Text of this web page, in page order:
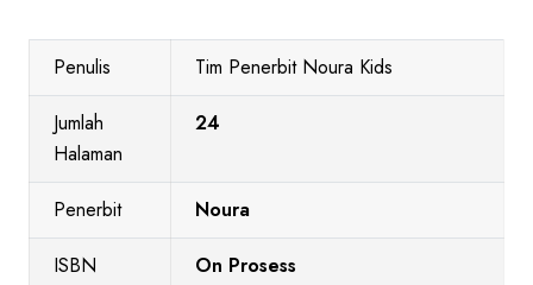
Penulis Tim Penerbit Noura Kids
Jumlah
Halaman
24
Penerbit Noura
ISBN On Prosess